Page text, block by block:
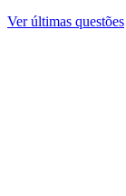
Ver últimas questões